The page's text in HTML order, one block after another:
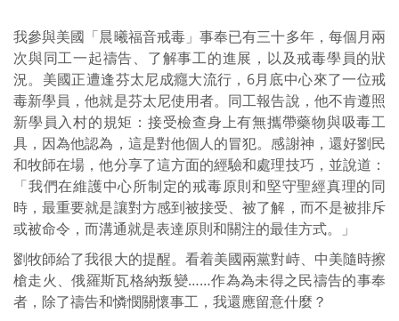
我參與美國「晨曦福音戒毒」事奉已有三十多年，每個月兩
次與同工一起禱告、了解事工的進展，以及戒毒學員的狀
況。美國正遭逢芬太尼成癮大流行，6月底中心來了一位戒
毒新學員，他就是芬太尼使用者。同工報告說，他不肯遵照
新學員入村的規矩：接受檢查身上有無攜帶藥物與吸毒工
具，因為他認為，這是對他個人的冒犯。感謝神，還好劉民
和牧師在場，他分享了這方面的經驗和處理技巧，並說道：
「我們在維護中心所制定的戒毒原則和堅守聖經真理的同
時，最重要就是讓對方感到被接受、被了解，而不是被排斥
或被命令，而溝通就是表達原則和關注的最佳方式。」
劉牧師給了我很大的提醒。看着美國兩黨對峙、中美隨時擦
槍走火、俄羅斯瓦格納叛變……作為為未得之民禱告的事奉
者，除了禱告和憐憫關懷事工，我還應留意什麼？